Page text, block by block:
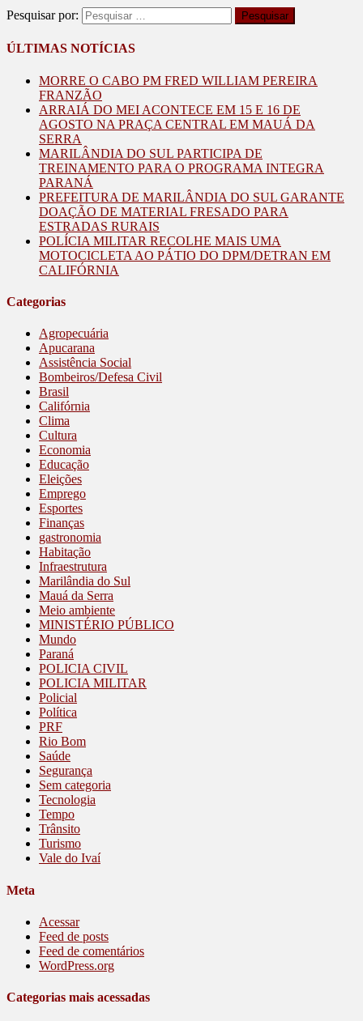
Pesquisar por:
ÚLTIMAS NOTÍCIAS
MORRE O CABO PM FRED WILLIAM PEREIRA
FRANZÃO
ARRAIÁ DO MEI ACONTECE EM 15 E 16 DE
AGOSTO NA PRAÇA CENTRAL EM MAUÁ DA
SERRA
MARILÂNDIA DO SUL PARTICIPA DE
TREINAMENTO PARA O PROGRAMA INTEGRA
PARANÁ
PREFEITURA DE MARILÂNDIA DO SUL GARANTE
DOAÇÃO DE MATERIAL FRESADO PARA
ESTRADAS RURAIS
POLÍCIA MILITAR RECOLHE MAIS UMA
MOTOCICLETA AO PÁTIO DO DPM/DETRAN EM
CALIFÓRNIA
Categorias
Agropecuária
Apucarana
Assistência Social
Bombeiros/Defesa Civil
Brasil
Califórnia
Clima
Cultura
Economia
Educação
Eleições
Emprego
Esportes
Finanças
gastronomia
Habitação
Infraestrutura
Marilândia do Sul
Mauá da Serra
Meio ambiente
MINISTÉRIO PÚBLICO
Mundo
Paraná
POLICIA CIVIL
POLICIA MILITAR
Policial
Política
PRF
Rio Bom
Saúde
Segurança
Sem categoria
Tecnologia
Tempo
Trânsito
Turismo
Vale do Ivaí
Meta
Acessar
Feed de posts
Feed de comentários
WordPress.org
Categorias mais acessadas